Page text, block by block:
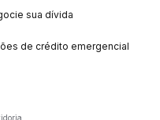
sua dívida
de crédito emergencial